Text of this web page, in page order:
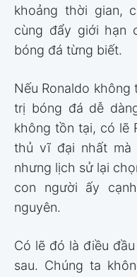
khoảng thời gian,
cùng đẩy giới hạn
bóng đá từng biết.
Nếu Ronaldo
trị bóng đá dễ
không tồn tại, có lẽ
thủ vĩ đại nhất mà
nhưng lịch sử lại
con người ấy
nguyên.
Có lẽ đó là điều
sau. Chúng ta